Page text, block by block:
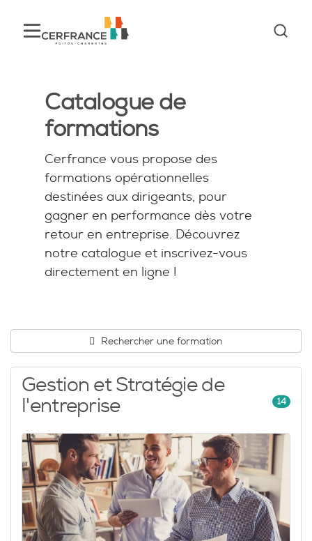
Catalogue de
formations
Cerfrance vous propose des
formations opérationnelles
destinées aux dirigeants, pour
gagner en performance dès votre
retour en entreprise. Découvrez
notre catalogue et inscrivez-vous
directement en ligne !
Rechercher une formation
Catalogue
Gestion et Stratégie de
l'entreprise
14